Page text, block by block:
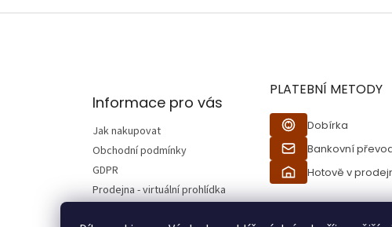
Informace pro vás
Jak nakupovat
Obchodní podmínky
GDPR
Prodejna - virtuální prohlídka
PLATEBNÍ METODY
Dobírka
Bankovní
Hotově v